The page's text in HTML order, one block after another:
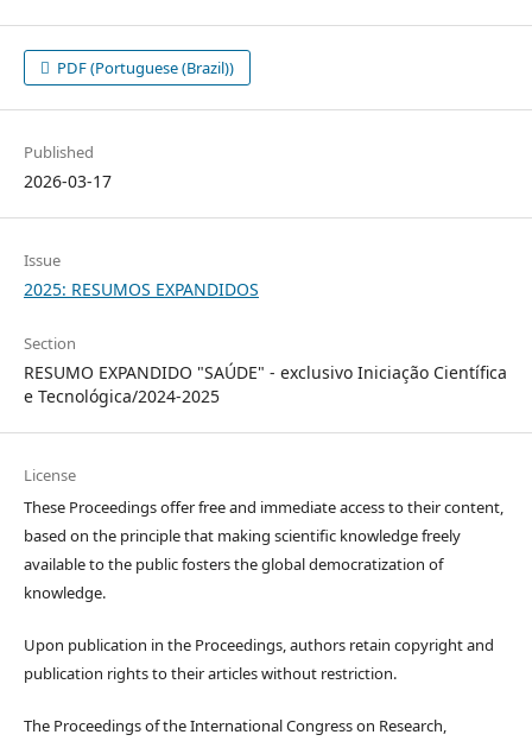
PDF (Portuguese (Brazil))
Published
2026-03-17
Issue
2025: RESUMOS EXPANDIDOS
Section
RESUMO EXPANDIDO "SAÚDE" - exclusivo Iniciação Científica
e Tecnológica/2024-2025
License
These Proceedings offer free and immediate access to their content,
based on the principle that making scientific knowledge freely
available to the public fosters the global democratization of
knowledge.
Upon publication in the Proceedings, authors retain copyright and
publication rights to their articles without restriction.
The Proceedings of the International Congress on Research,